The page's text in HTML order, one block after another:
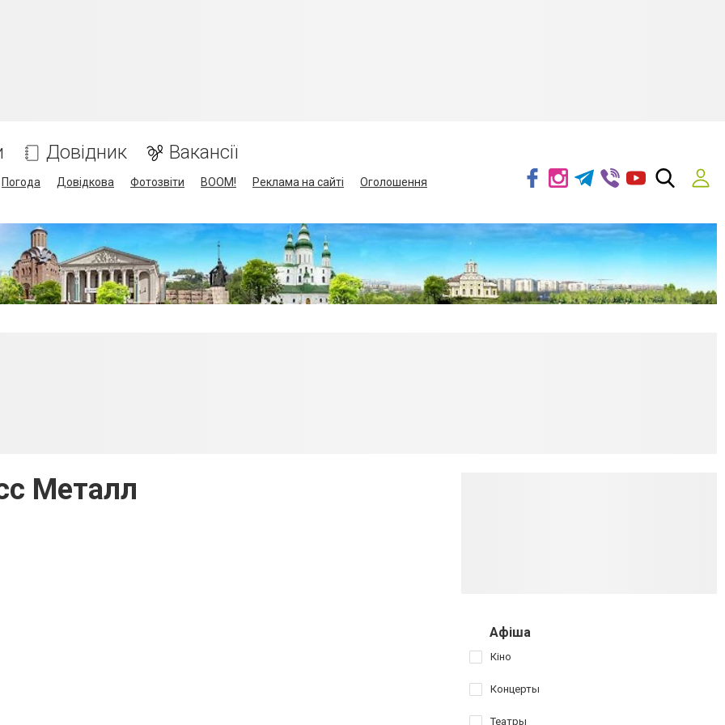
Довідник Вакансії
Погода Довідкова Фотозвіти BOOM! Реклама на сайті Оголошення
Металл
Афіша
Кіно
Концерты
Театры